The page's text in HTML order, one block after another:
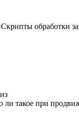
обработки
ли такое при